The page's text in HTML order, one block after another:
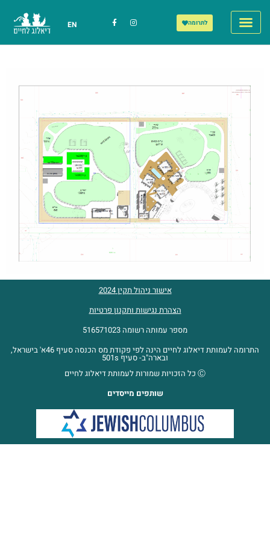
לתרומה EN
אישור ניהול תקין 2024
הצהרת נגישות ותקנון פרטיות
מספר עמותה רשומה 516571023
התרומה לעמותת דיאלוג לחיים הינה לפי פקודת מס הכנסה סעיף 46א' בישראל,
ובארה"ב- סעיף 501s
Ⓒ כל הזכויות שמורות לעמותת דיאלוג לחיים
שותפים מייסדים